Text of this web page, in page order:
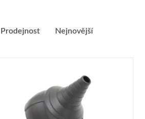
Prodejnost Nejnovější